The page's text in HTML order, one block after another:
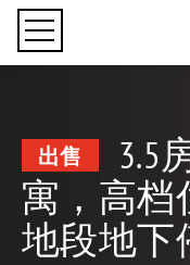
出售
3.5
寓，高档
地段地下